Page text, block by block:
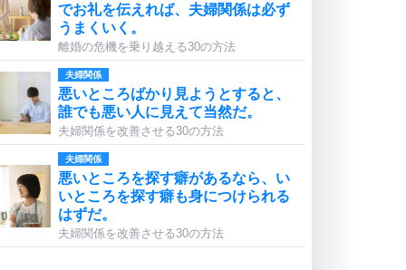
でお礼を伝えれば、夫婦関係は必ず
うまくいく。
離婚の危機を乗り越える30の方法
夫婦関係
悪いところばかり見ようとすると、
誰でも悪い人に見えて当然だ。
夫婦関係を改善させる30の方法
夫婦関係
悪いところを探す癖があるなら、い
いところを探す癖も身につけられる
はずだ。
夫婦関係を改善させる30の方法